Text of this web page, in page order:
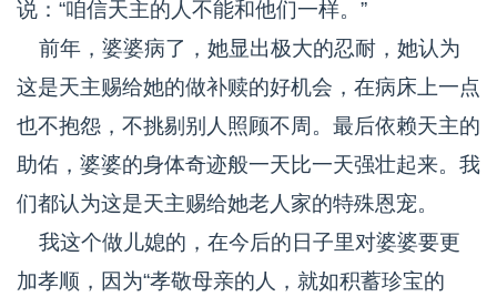
说：“咱信天主的人不能和他们一样。”
前年，婆婆病了，她显出极大的忍耐，她认为
这是天主赐给她的做补赎的好机会，在病床上一点
也不抱怨，不挑剔别人照顾不周。最后依赖天主的
助佑，婆婆的身体奇迹般一天比一天强壮起来。我
们都认为这是天主赐给她老人家的特殊恩宠。
我这个做儿媳的，在今后的日子里对婆婆要更
加孝顺，因为“孝敬母亲的人，就如积蓄珍宝的